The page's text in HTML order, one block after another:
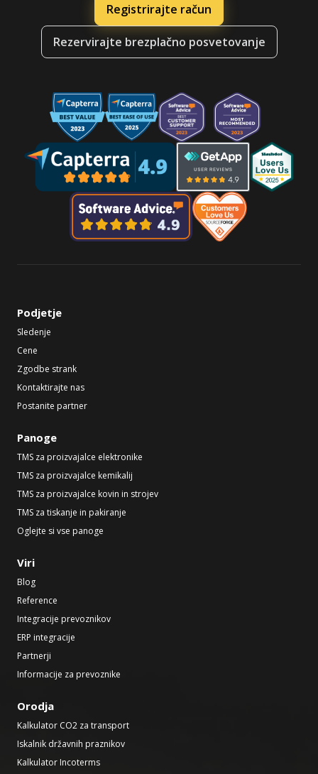
Registrirajte račun
Rezervirajte brezplačno posvetovanje
Podjetje
Sledenje
Cene
Zgodbe strank
Kontaktirajte nas
Postanite partner
Panoge
TMS za proizvajalce elektronike
TMS za proizvajalce kemikalij
TMS za proizvajalce kovin in strojev
TMS za tiskanje in pakiranje
Oglejte si vse panoge
Viri
Blog
Reference
Integracije prevoznikov
ERP integracije
Partnerji
Informacije za prevoznike
Orodja
Kalkulator CO2 za transport
Iskalnik državnih praznikov
Kalkulator Incoterms